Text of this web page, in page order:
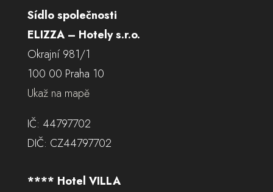
Sídlo společnosti
ELIZZA – Hotely s.r.o.
Okrajní 981/1
100 00 Praha 10
Ukaž na mapě
IČ: 44797702
DIČ: CZ44797702
**** Hotel VILLA